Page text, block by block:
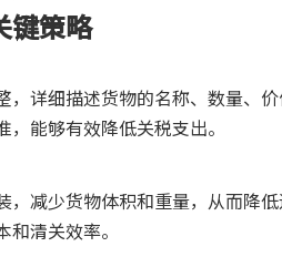
键策略
，详细描述货物的名称、数量、
能够有效降低关税支出。
，减少货物体积和重量，从而降
清关效率。